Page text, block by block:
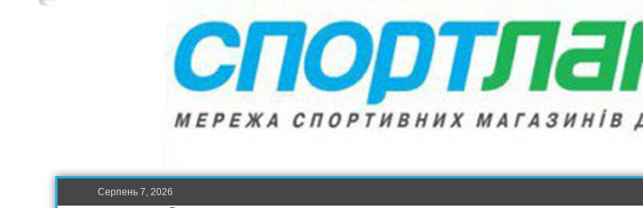
Серпень 7, 2026